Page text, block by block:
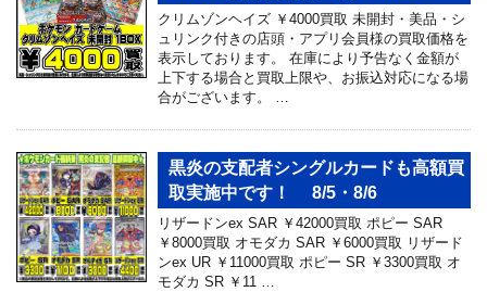
クリムゾンヘイズ ￥4000買取 未開封・美品・シ
ュリンク付きの店頭・アプリ会員様の買取価格を
表示しております。 在庫により予告なく金額が
上下する場合と買取上限や、お振込対応になる場
合がございます。 …
黒炎の支配者シングルカードも高額買
取実施中です！ 8/5・8/6
リザードンex SAR ￥42000買取 ポピー SAR
￥8000買取 オモダカ SAR ￥6000買取 リザード
ンex UR ￥11000買取 ポピー SR ￥3300買取 オ
モダカ SR ￥11 …